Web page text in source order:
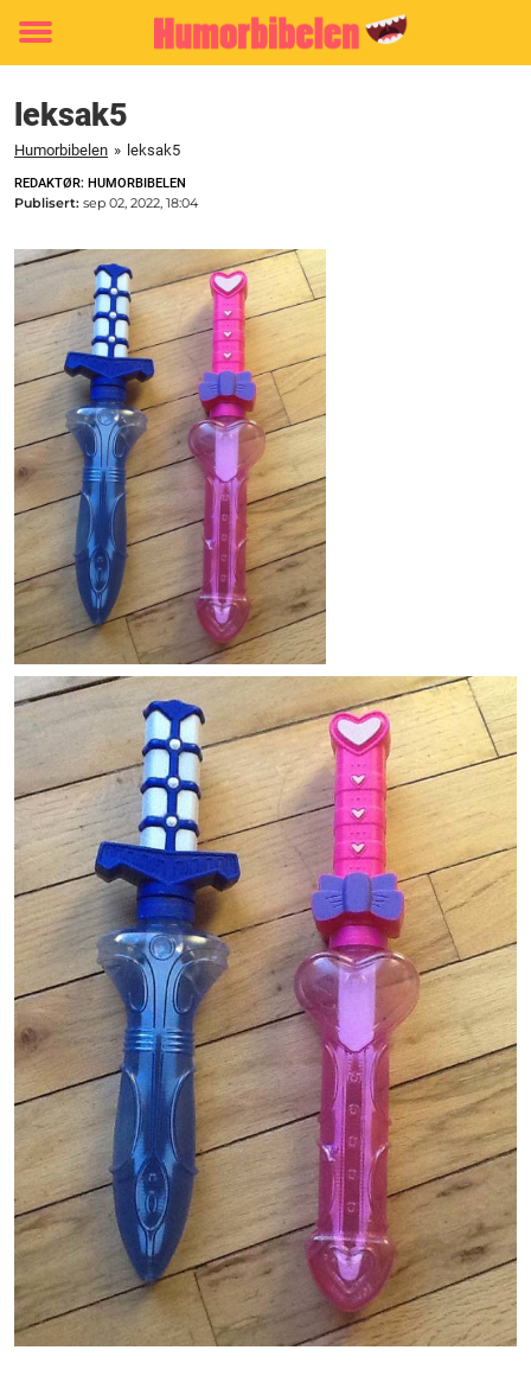
Toggle
leksak5
Humorbibelen » leksak5
REDAKTØR: HUMORBIBELEN
Publisert: sep 02, 2022, 18:04